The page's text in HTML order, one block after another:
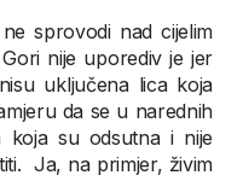
sprovodi nad cijelim
nije uporediv je jer
uključena lica koja
da se u narednih
su odsutna i nije
Ja, na primjer, živim